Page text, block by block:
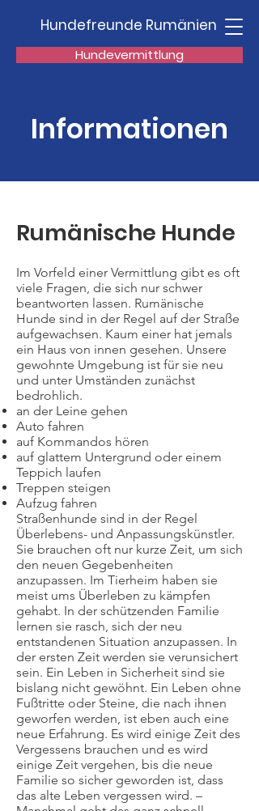
Hundevermittlung
Hundefreunde Rumänien
Informationen
Rumänische Hunde
Im Vorfeld einer Vermittlung gibt es oft
viele Fragen, die sich nur schwer
beantworten lassen. Rumänische
Hunde sind in der Regel auf der Straße
aufgewachsen. Kaum einer hat jemals
ein Haus von innen gesehen. Unsere
gewohnte Umgebung ist für sie neu
und unter Umständen zunächst
bedrohlich.
an der Leine gehen
Auto fahren
auf Kommandos hören
auf glattem Untergrund oder einem
Teppich laufen
Treppen steigen
Aufzug fahren
Straßenhunde sind in der Regel
Überlebens- und Anpassungskünstler.
Sie brauchen oft nur kurze Zeit, um sich
den neuen Gegebenheiten
anzupassen. Im Tierheim haben sie
meist ums Überleben zu kämpfen
gehabt. In der schützenden Familie
lernen sie rasch, sich der neu
entstandenen Situation anzupassen. In
der ersten Zeit werden sie verunsichert
sein. Ein Leben in Sicherheit sind sie
bislang nicht gewöhnt. Ein Leben ohne
Fußtritte oder Steine, die nach ihnen
geworfen werden, ist eben auch eine
neue Erfahrung. Es wird einige Zeit des
Vergessens brauchen und es wird
einige Zeit vergehen, bis die neue
Familie so sicher geworden ist, dass
das alte Leben vergessen wird. –